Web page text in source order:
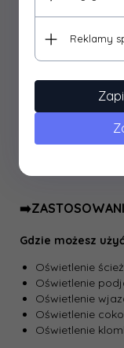
➡️Lampki
Wodoodporne
Idealne
eleganckie lampy
dodając
⭐⭐⭐⭐⭐
Gdzie możesz
Oświetlenie
Oświetlenie
Oświetlenie
Oświetlenie
Oświetlenie
Reklamy